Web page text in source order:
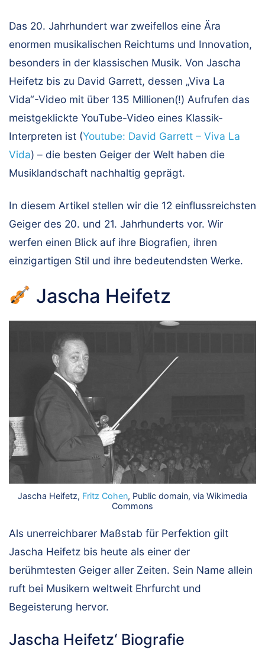
Das 20. Jahrhundert war zweifellos eine Ära
enormen musikalischen Reichtums und Innovation,
besonders in der klassischen Musik. Von Jascha
Heifetz bis zu David Garrett, dessen „Viva La
Vida“-Video mit über 135 Millionen(!) Aufrufen das
meistgeklickte YouTube-Video eines Klassik-
Interpreten ist (Youtube: David Garrett – Viva La
Vida) – die besten Geiger der Welt haben die
Musiklandschaft nachhaltig geprägt.
In diesem Artikel stellen wir die 12 einflussreichsten
Geiger des 20. und 21. Jahrhunderts vor. Wir
werfen einen Blick auf ihre Biografien, ihren
einzigartigen Stil und ihre bedeutendsten Werke.
Jascha Heifetz
Jascha Heifetz, Fritz Cohen, Public domain, via Wikimedia
Commons
Als unerreichbarer Maßstab für Perfektion gilt
Jascha Heifetz bis heute als einer der
berühmtesten Geiger aller Zeiten. Sein Name allein
ruft bei Musikern weltweit Ehrfurcht und
Begeisterung hervor.
Jascha Heifetz‘ Biografie